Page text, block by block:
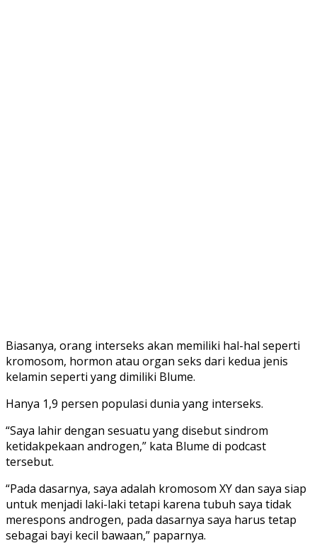
Biasanya, orang interseks akan memiliki hal-hal seperti
kromosom, hormon atau organ seks dari kedua jenis
kelamin seperti yang dimiliki Blume.
Hanya 1,9 persen populasi dunia yang interseks.
“Saya lahir dengan sesuatu yang disebut sindrom
ketidakpekaan androgen,” kata Blume di podcast
tersebut.
“Pada dasarnya, saya adalah kromosom XY dan saya siap
untuk menjadi laki-laki tetapi karena tubuh saya tidak
merespons androgen, pada dasarnya saya harus tetap
sebagai bayi kecil bawaan,” paparnya.